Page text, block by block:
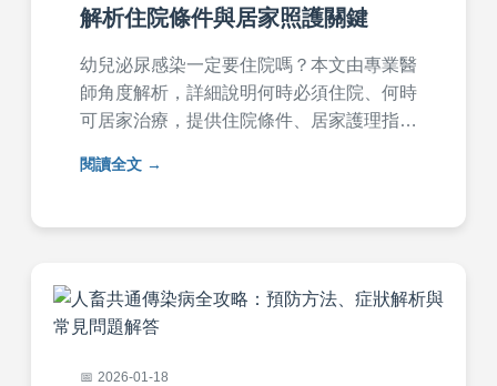
解析住院條件與居家照護關鍵
幼兒泌尿感染一定要住院嗎？本文由專業醫
師角度解析，詳細說明何時必須住院、何時
可居家治療，提供住院條件、居家護理指南
涵蓋症狀、診斷、治療選項及常見問答，解
閱讀全文
2026-01-18